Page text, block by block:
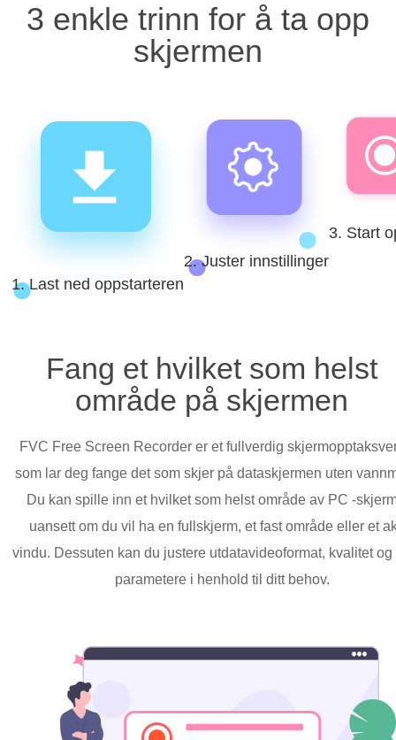
3 enkle trinn for å ta opp
skjermen
1. Last ned oppstarteren
2. Juster innstillinger
3. Start
Fang et hvilket som helst
område på skjermen
FVC Free Screen Recorder er et fullverdig
som lar deg fange det som skjer på dataskjermen uten
Du kan spille inn et hvilket som helst område av PC -
uansett om du vil ha en fullskjerm, et fast område eller et
vindu. Dessuten kan du justere utdatavideoformat, kvalitet og
parametere i henhold til ditt behov.